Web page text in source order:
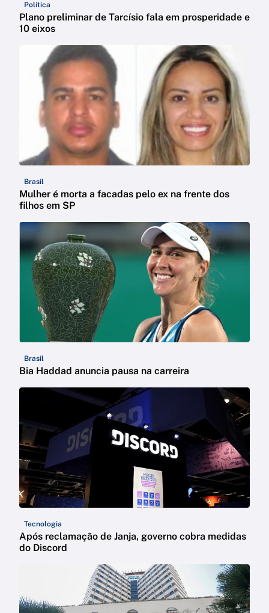
Política
Plano preliminar de Tarcísio fala em prosperidade e
10 eixos
Brasil
Mulher é morta a facadas pelo ex na frente dos
filhos em SP
Brasil
Bia Haddad anuncia pausa na carreira
Tecnologia
Após reclamação de Janja, governo cobra medidas
do Discord